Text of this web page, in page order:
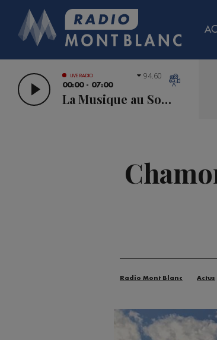
LIVE RADIO
00:00 - 07:00
La Musique au Sommet
94.60
Radio Mont Blanc Actus